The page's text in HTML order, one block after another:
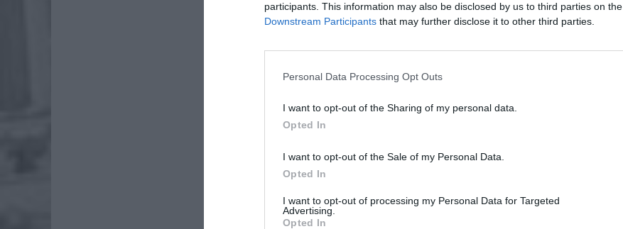
participants. This information may also be disclosed by us to third parties on the
Downstream Participants that may further disclose it to other third parties.
Personal Data Processing Opt Outs
I want to opt-out of the Sharing of my personal data.
Opted In
I want to opt-out of the Sale of my Personal Data.
Opted In
I want to opt-out of processing my Personal Data for Targeted
Advertising.
Opted In